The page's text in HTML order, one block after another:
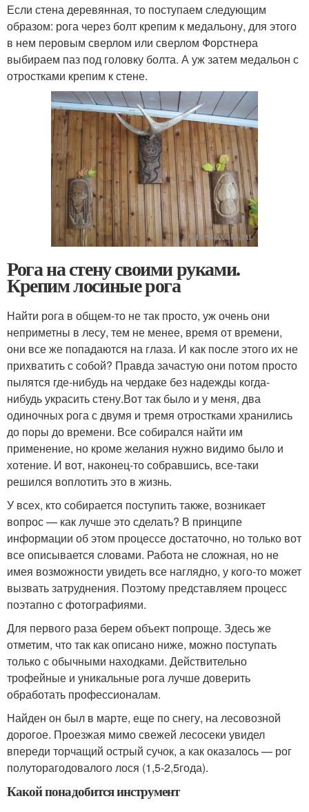
Если стена деревянная, то поступаем следующим
образом: рога через болт крепим к медальону, для этого
в нем перовым сверлом или сверлом Форстнера
выбираем паз под головку болта. А уж затем медальон с
отростками крепим к стене.
Рога на стену своими руками.
Крепим лосиные рога
Найти рога в общем-то не так просто, уж очень они
неприметны в лесу, тем не менее, время от времени,
они все же попадаются на глаза. И как после этого их не
прихватить с собой? Правда зачастую они потом просто
пылятся где-нибудь на чердаке без надежды когда-
нибудь украсить стену.Вот так было и у меня, два
одиночных рога с двумя и тремя отростками хранились
до поры до времени. Все собирался найти им
применение, но кроме желания нужно видимо было и
хотение. И вот, наконец-то собравшись, все-таки
решился воплотить это в жизнь.
У всех, кто собирается поступить также, возникает
вопрос — как лучше это сделать? В принципе
информации об этом процессе достаточно, но только вот
все описывается словами. Работа не сложная, но не
имея возможности увидеть все наглядно, у кого-то может
вызвать затруднения. Поэтому представляем процесс
поэтапно с фотографиями.
Для первого раза берем объект попроще. Здесь же
отметим, что так как описано ниже, можно поступать
только с обычными находками. Действительно
трофейные и уникальные рога лучше доверить
обработать профессионалам.
Найден он был в марте, еще по снегу, на лесовозной
дорогое. Проезжая мимо свежей лесосеки увидел
впереди торчащий острый сучок, а как оказалось — рог
полуторагодовалого лося (1,5-2,5года).
Какой понадобится инструмент